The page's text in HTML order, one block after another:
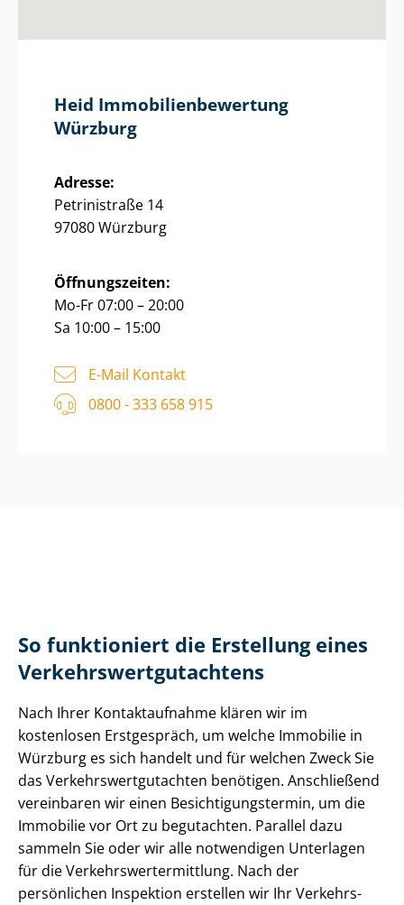
Heid Im­mo­bi­li­en­be­wer­tung
Würzburg
Adresse:
Petrinistraße 14
97080 Würzburg
Öffnungszeiten:
Mo-Fr 07:00 – 20:00
Sa 10:00 – 15:00
E-Mail Kontakt
0800 - 333 658 915
So funktioniert die Erstellung eines
Ver­kehrs­wert­gut­ach­tens
Nach Ihrer Kontaktaufnahme klären wir im
kostenlosen Erstgespräch, um welche Immobilie in
Würzburg es sich handelt und für welchen Zweck Sie
das Ver­kehrs­wert­gut­ach­ten benötigen. Anschließend
vereinbaren wir einen Be­sich­ti­gungs­ter­min, um die
Immobilie vor Ort zu begutachten. Parallel dazu
sammeln Sie oder wir alle notwendigen Unterlagen
für die Ver­kehrs­wert­ermitt­lung. Nach der
persönlichen Inspektion erstellen wir Ihr Ver­kehrs­